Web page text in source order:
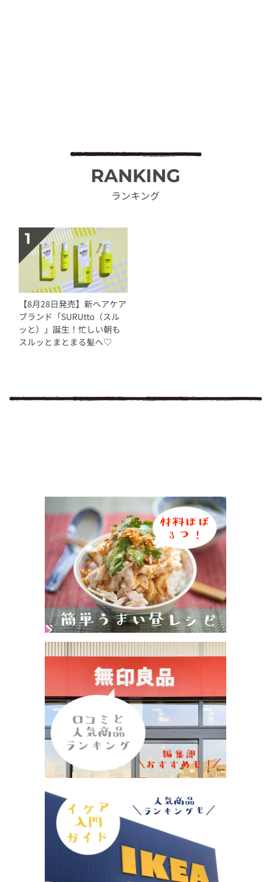
RANKING
ランキング
【8月28日発売】新ヘアケア
ブランド「SURUtto（スル
ッと）」誕生！忙しい朝も
スルッとまとまる髪へ♡